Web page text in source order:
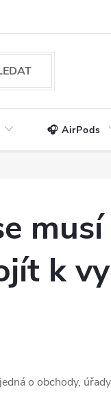
🎧 AirPods
musí
k
o obchody,